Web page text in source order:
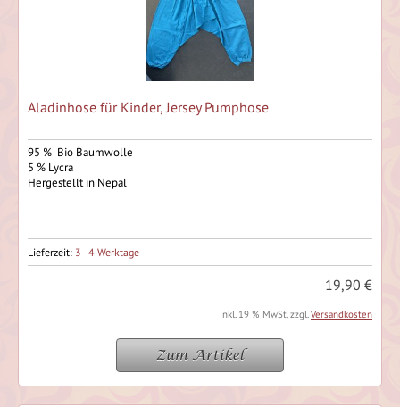
Aladinhose für Kinder, Jersey Pumphose
95 % Bio Baumwolle
5 % Lycra
Hergestellt in Nepal
Lieferzeit: 3 - 4 Werktage
19,90 €
inkl. 19 % MwSt. zzgl.Versandkosten
Zum Artikel